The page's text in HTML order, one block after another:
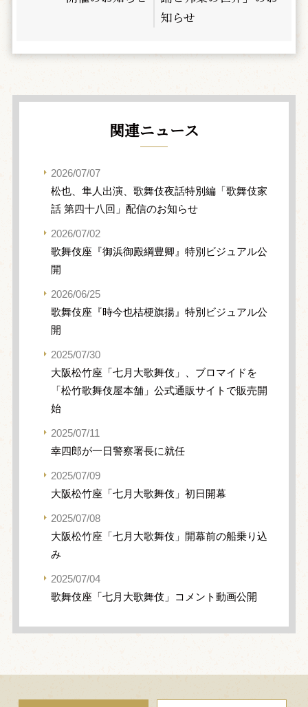
知らせ
関連ニュース
2026/07/07
松也、隼人出演、歌舞伎夜話特別編「歌舞伎家
話 第四十八回」配信のお知らせ
2026/07/02
歌舞伎座『御浜御殿綱豊卿』特別ビジュアル公
開
2026/06/25
歌舞伎座『時今也桔梗旗揚』特別ビジュアル公
開
2025/07/30
大阪松竹座「七月大歌舞伎」、ブロマイドを
「松竹歌舞伎屋本舗」公式通販サイトで販売開
始
2025/07/11
幸四郎が一日警察署長に就任
2025/07/09
大阪松竹座「七月大歌舞伎」初日開幕
2025/07/08
大阪松竹座「七月大歌舞伎」開幕前の船乗り込
み
2025/07/04
歌舞伎座「七月大歌舞伎」コメント動画公開